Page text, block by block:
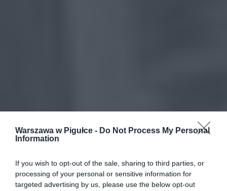
Warszawa w Pigułce - Do Not Process My Personal
Information
If you wish to opt-out of the sale, sharing to third parties, or
processing of your personal or sensitive information for
targeted advertising by us, please use the below opt-out